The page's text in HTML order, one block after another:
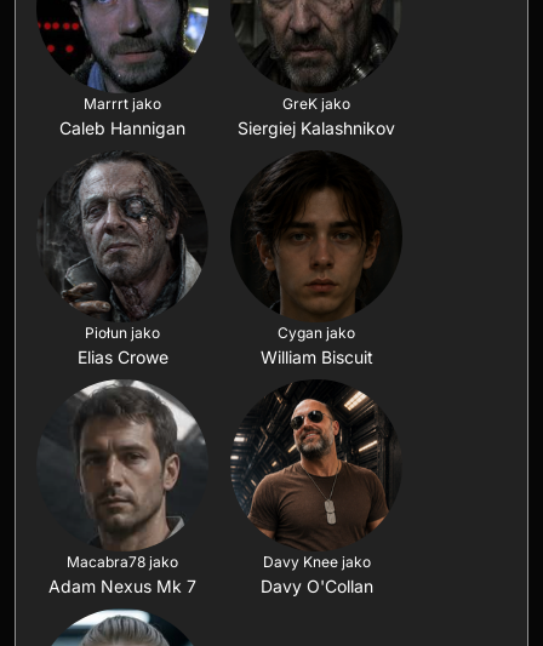
Marrrt jako
Caleb Hannigan
GreK jako
Siergiej Kalashnikov
Piołun jako
Elias Crowe
Cygan jako
William Biscuit
Macabra78 jako
Adam Nexus Mk 7
Davy Knee jako
Davy O'Collan